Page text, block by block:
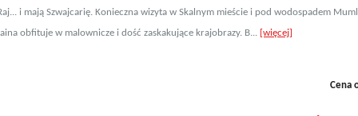
i mają Szwajcarię. Konieczna wizyta w Skalnym mieście i pod wodospadem
obfituje w malownicze i dość zaskakujące krajobrazy. B... [więcej]
Cena